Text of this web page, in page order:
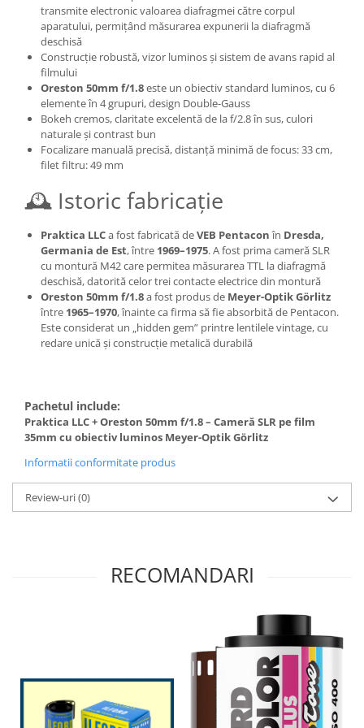
Genti foto
Genti Holster TopLoader
Genti, Troller Video
Rucsacuri Foto
Only One Shoulder - SlingShot
Tocuri si huse protectie aparate
Hamuri si Centuri foto
Curele Aparat - Umar
Genti Laptop si iPad
Hand Strap / Grip
Troller
Accesorii genti si trollere
Solid-State Drive (SSD)
Video / Camere si accesorii
Camere video de actiune
Accesorii camere video de actiune
Accesorii drone
Acumulatori camere video
Lampi video
Huse Protectie / Ploaie camere
Camere Video Compacte
transmite electronic valoarea diafragmei către corpul
aparatului, permițând măsurarea expunerii la diafragmă
deschisă
Construcție robustă, vizor luminos și sistem de avans rapid al
filmului
Oreston 50mm f/1.8este un obiectiv standard luminos, cu 6
elemente în 4 grupuri, design Double-Gauss
Bokeh cremos, claritate excelentă de la f/2.8 în sus, culori
naturale și contrast bun
Focalizare manuală precisă, distanță minimă de focus: 33 cm,
filet filtru: 49 mm
🕰️ Istoric fabricație
Praktica LLCa fost fabricată deVEB Pentaconîn Dresda,
Germania de Est, între 1969–1975. A fost prima cameră SLR
cu montură M42 care permitea măsurarea TTL la diafragmă
deschisă, datorită celor trei contacte electrice din montură
Oreston 50mm f/1.8a fost produs de Meyer-Optik Görlitz
între 1965–1970, înainte ca firma să fie absorbită de Pentacon.
Este considerat un „hidden gem” printre lentilele vintage, cu
redare unică și construcție metalică durabilă
Pachetul include:
Praktica LLC + Oreston 50mm f/1.8 – Cameră SLR pe film
35mm cu obiectiv luminos Meyer-Optik Görlitz
Informatii conformitate produs
Review-uri(0)
RECOMANDARI